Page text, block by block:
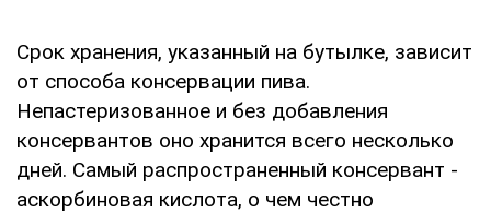
Срок хранения, указанный на бутылке, зависит
от способа консервации пива.
Непастеризованное и без добавления
консервантов оно хранится всего несколько
дней. Самый распространенный консервант -
аскорбиновая кислота, о чем честно